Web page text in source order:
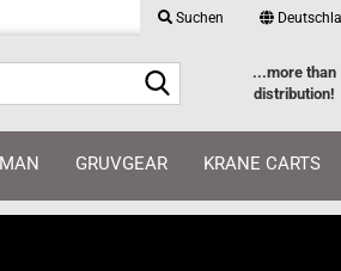
Suchen
...more than
distribution!
GRUVGEAR KRANE CARTS